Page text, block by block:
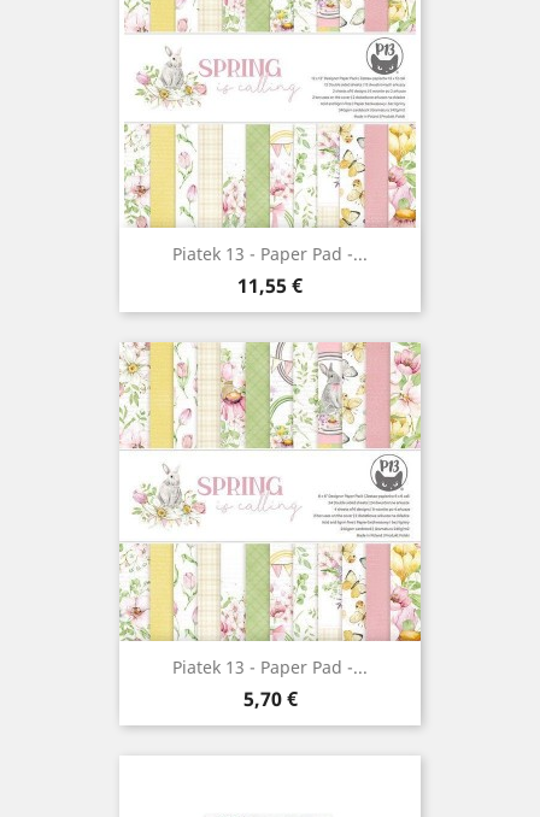
Piatek 13 - Paper Pad -...
Prix
11,55 €
Piatek 13 - Paper Pad -...
Prix
5,70 €